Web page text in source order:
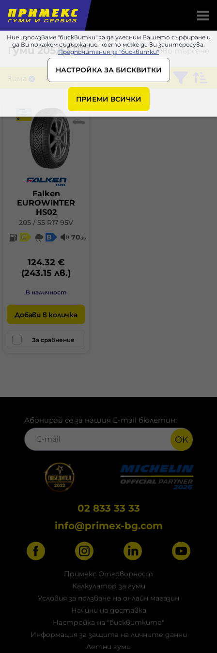
Ние използваме "бисквитки" за да улесним Вашето сърфиране и
да Ви покажем съдържание, което може да ви заинтересува.
Предпочитания за "бисквитки"
НАСТРОЙКА ЗА БИСКВИТКИ
ПРИЕМИ ВСИЧКИ
Ново търсене
Гуми205/55R17
Зима Falken
Falken
EUROWINTER
HS02
205 / 55 R17 95V
C
B 70db
124.32 €
(243.15 лв.)
В наличност
Добави в количка
За сравнение
Абонирай се за нашия E-mail бюлетин:
OK
02 833 33 33
info@primex-bg.com
Примекс Отговорност
Калкулатор за гуми
Условия за ползване на онлайн магазин
Начини на доставка
Настройка на "бисквитките"
Информация за защита на личните данни
Летни гуми